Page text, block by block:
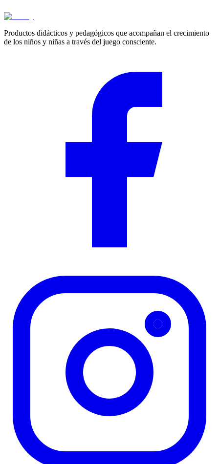
Cotizar
Productos didácticos y pedagógicos que acompañan el crecimiento
de los niños y niñas a través del juego consciente.